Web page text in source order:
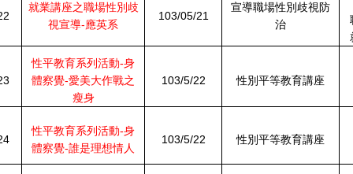
就業講座之職場性別歧
視宣導-應英系
103/05/21
宣導職場性別歧視防
治
性平教育系列活動-身
體察覺-愛美大作戰之
瘦身
103/5/22 性別平等教育講座
性平教育系列活動-身
體察覺-誰是理想情人
103/5/22 性別平等教育講座